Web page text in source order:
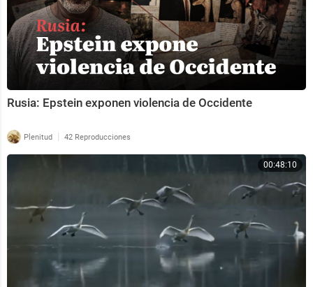
Rusia: Epstein exponen violencia de Occidente
Plenitud | 42 Reproducciones
00:48:10